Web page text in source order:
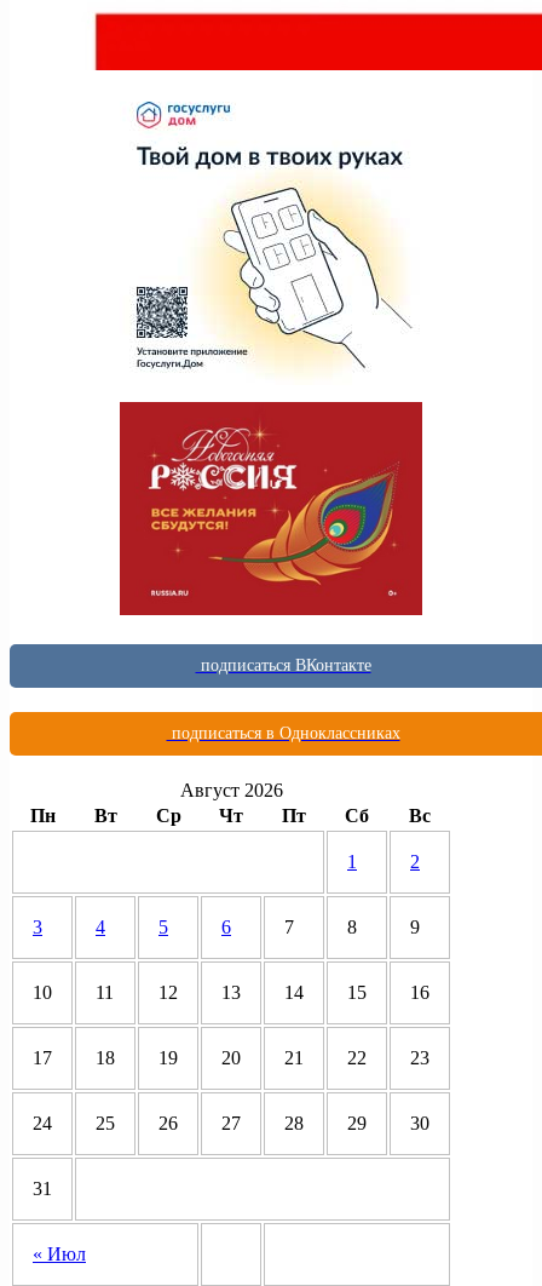
подписаться ВКонтакте
подписаться в Одноклассниках
Август 2026
Пн
Вт Ср Чт Пт Сб Вс
« Июл
1 2
3 4 5 6 7 8 9
10 11 12 13 14 15 16
17 18 19 20 21 22 23
24 25 26 27 28 29 30
31